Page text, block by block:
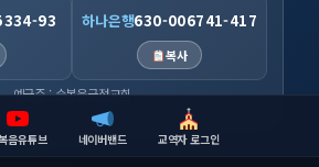
93 하나은행630-006741-417
복사
예금주 : 순복음금정교회
음유튜브 네이버밴드 교역자 로그인